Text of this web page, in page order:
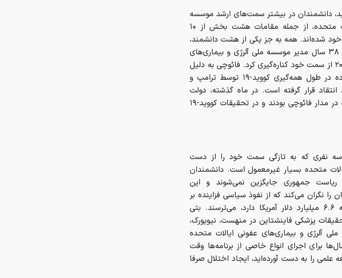
دانشمندان در بیشتر سمت‌های ارشد موسسه
ملی آلرژی و بیماری‌های عفونی ایالات متحده، از جمله مقامات هشت بخش از ۱۰
خود شده‌اند. همه به جز یکی از هشت دانشمند،
زیر نظر فائوچی کار می‌کردند، کسی که ۳۸ سال مدیر موسسه ملی آلرژی و بیماری‌های
عفونی ایالات متحده بود و در سال ۲۰۲۲ از سمت خود کناره‌گیری کرد. فائوچی به دلیل
اقدامات بهداشت عمومی مورد استفاده در طول همه‌گیری کووید-۱۹ توسط ترامپ و
قرار گرفته است. در ماه گذشته، دولت
ترامپ اتهاماتی را علیه دانشمندانی که در مدار فائوچی بودند و در تحقیقات کووید-۱۹
سه نفری که به تازگی سمت خود را از دست
متحده بسیار غیرمعمول است. دانشمندان
ریاست جمهوری جایگزین نمی‌شوند و این
را نگران می‌کند که از نفوذ سیاسی فزاینده بر
علم در این مؤسسه که بودجه سالانه ۶.۶ میلیارد دلار آمریکا دارد، می‌ترسند. بتی
پزشکی فاینشتاین در منهست، نیویورک،
آلرژی و بیماری‌های عفونی ایالات متحده
برای اجرای انواع خاصی از برنامه‌ها وقت
را به دست آورده‌اید، ایجاد اختلال صرفا